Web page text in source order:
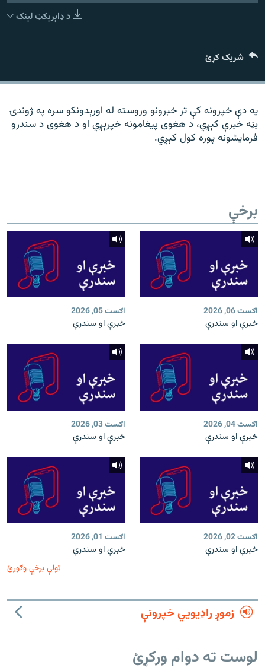
د ازادې اروپا راډیو ټولې ووبپاڼې
د ډاېرېکټ لېنک
شریک کړئ
په دې خپرونه کې تر خبرونو وروسته له اورېدونکو سره په ژوندۍ
بڼه خبرې کېږي، د هغوی پیغامونه خپرېږي او د هغوی د سندرو
فرمایشونه پوره کول کېږي.
برخې
اګست 06, 2026
خبرې او سندرې
اګست 05, 2026
خبرې او سندرې
اګست 04, 2026
خبرې او سندرې
اګست 03, 2026
خبرې او سندرې
اګست 02, 2026
خبرې او سندرې
اګست 01, 2026
خبرې او سندرې
ټولې برخې وګورئ
زموږ راډیويي خپرونې
لوست ته دوام ورکړئ